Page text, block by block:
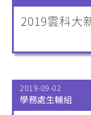
2019雲科大
2019-09-02
學務處生輔組